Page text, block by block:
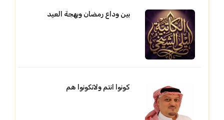
بين وداع رمضان وبهجة العيد
كونوا انتم ولاتكونوا هم